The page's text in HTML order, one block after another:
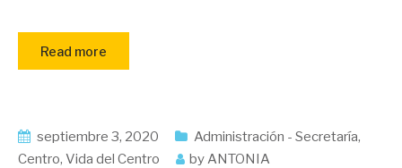
Read more
septiembre 3, 2020 Administración - Secretaría,
Centro, Vida del Centro byANTONIA